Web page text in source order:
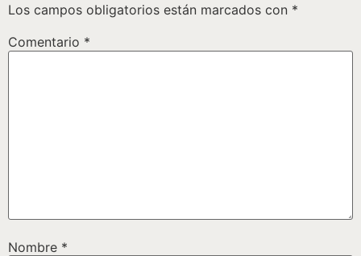
Los campos obligatorios están marcados con *
Comentario *
Nombre *